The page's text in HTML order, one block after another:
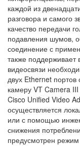
каждой из
разговора и самого
качество передачи
подавления шумов,
соединение с
также поддерживает
видеосвязи
двух Ethernet
камеру VT Camera
Cisco Unified Video
осуществляется
или с помощью
снижения
предусмотрен режим